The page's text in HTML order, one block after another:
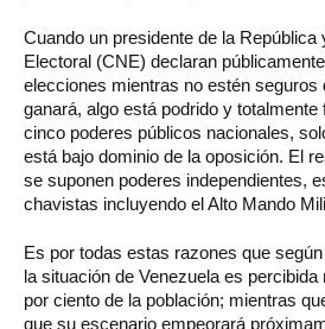
Cuando un presidente de la República
Electoral (CNE) declaran
elecciones mientras no estén seguros
ganará, algo está podrido y
cinco poderes públicos nacionales,
está bajo dominio de la oposición. El
se suponen poderes independientes,
chavistas incluyendo el Alto Mando
Es por todas estas razones que
la situación de Venezuela es
por ciento de la población; mientras
que su escenario empeorará